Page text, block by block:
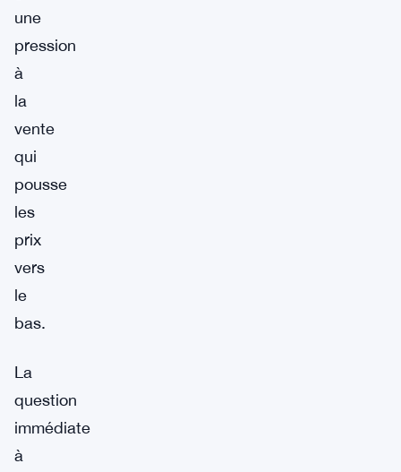
une
pression
à
la
vente
qui
pousse
les
prix
vers
le
bas.
La
question
immédiate
à